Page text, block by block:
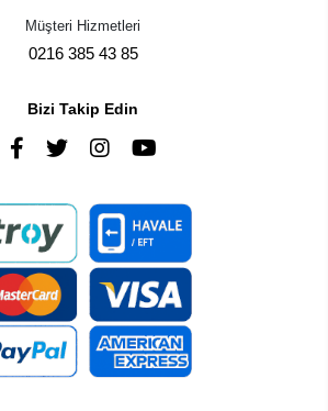
Müşteri Hizmetleri
0216 385 43 85
Bizi Takip Edin